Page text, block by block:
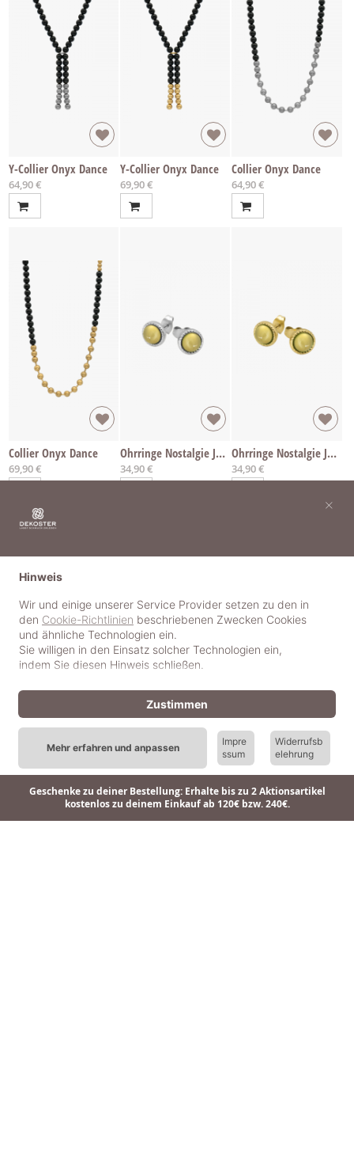
Geschenke zu deiner Bestellung: Erhalte bis zu 2 Aktionsartikel
kostenlos zu deinem Einkauf ab 120€ bzw. 240€.
Y-Collier Onyx Dance
64,90 €
Y-Collier Onyx Dance
69,90 €
Collier Onyx Dance
64,90 €
Collier Onyx Dance
69,90 €
Ohrringe Nostalgie Jade
34,90 €
Ohrringe Nostalgie Jade
34,90 €
Ab
39,90 € 34,90 €
Hinweis
Wir und einige unserer Service Provider setzen zu den in
den Cookie-Richtlinien beschriebenen Zwecken Cookies
und ähnliche Technologien ein.
Sie willigen in den Einsatz solcher Technologien ein,
indem Sie diesen Hinweis schließen.
Mehr erfahren und anpassen
Impre
ssum
Widerrufsb
elehrung
Zustimmen
×